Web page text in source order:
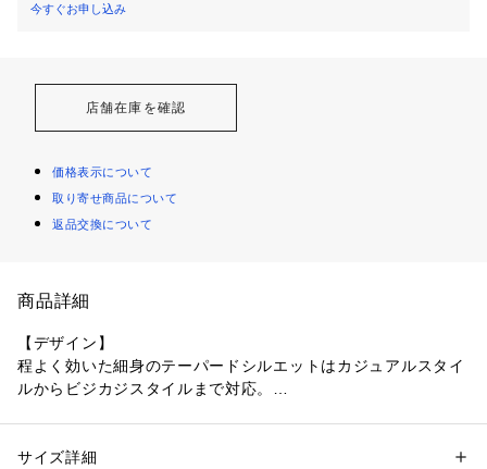
今すぐお申し込み
店舗在庫を確認
価格表示について
取り寄せ商品について
返品交換について
商品詳細
【デザイン】
程よく効いた細身のテーパードシルエットはカジュアルスタイ
ルからビジカジスタイルまで対応。
ベーシックなスラックスとしても使用可能。
性別：メンズ
サイズ詳細